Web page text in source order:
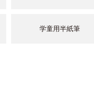
学童用半紙筆